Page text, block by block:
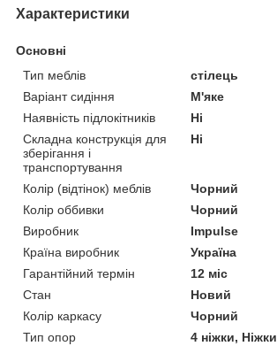
Характеристики
Основні
Тип меблів
стілець
Варіант сидіння
М'яке
Наявність підлокітників
Ні
Складна конструкція для
зберігання і
транспортування
Ні
Колір (відтінок) меблів
Чорний
Колір оббивки
Чорний
Виробник
Impulse
Країна виробник
Україна
Гарантійний термін
12 міс
Стан
Новий
Колір каркасу
Чорний
Тип опор
4 ніжки, Ніжки